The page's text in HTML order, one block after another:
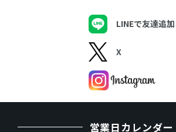
LINEで友達追加
X
営業日カレンダー